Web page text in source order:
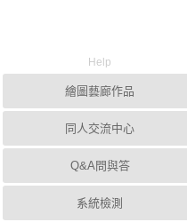
Help
繪圖藝廊作品
同人交流中心
Q&A問與答
系統檢測